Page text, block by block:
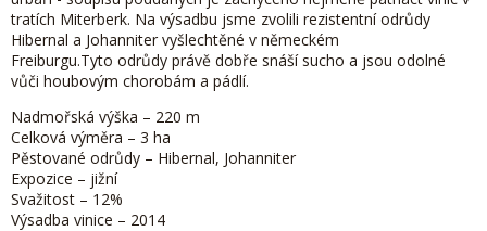
tratích Miterberk. Na výsadbu jsme zvolili rezistentní odrůdy
Hibernal a Johanniter vyšlechtěné v německém
Freiburgu.Tyto odrůdy právě dobře snáší sucho a jsou odolné
vůči houbovým chorobám a pádlí.
Nadmořská výška – 220 m
Celková výměra – 3 ha
Pěstované odrůdy – Hibernal, Johanniter
Expozice – jižní
Svažitost – 12%
Výsadba vinice – 2014